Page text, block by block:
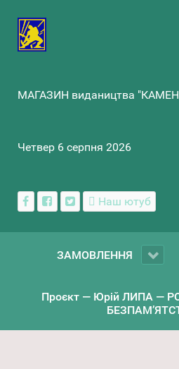
МАГАЗИН видаництва
Четвер 6 серпня 2026
Наш ютуб
ЗАМОВЛЕННЯ
Проєкт — Юрій ЛИПА —